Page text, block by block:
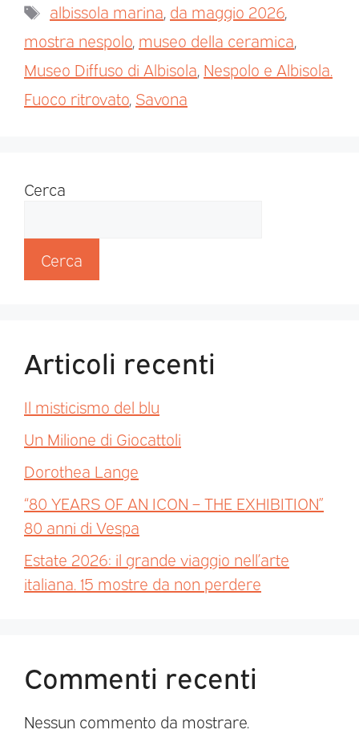
albissola marina, da maggio 2026,
mostra nespolo, museo della ceramica,
Museo Diffuso di Albisola, Nespolo e Albisola.
Fuoco ritrovato, Savona
Cerca
Cerca
Articoli recenti
Il misticismo del blu
Un Milione di Giocattoli
Dorothea Lange
“80 YEARS OF AN ICON – THE EXHIBITION”
80 anni di Vespa
Estate 2026: il grande viaggio nell’arte
italiana. 15 mostre da non perdere
Commenti recenti
Nessun commento da mostrare.